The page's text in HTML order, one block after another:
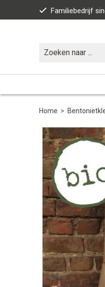
Familiebedrijf
Home >